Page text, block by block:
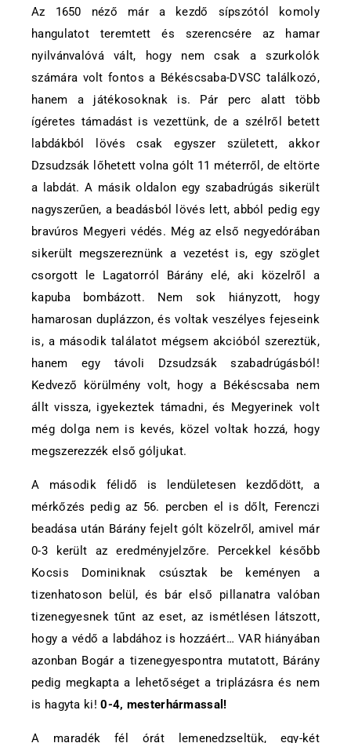
Az 1650 néző már a kezdő sípszótól komoly
hangulatot teremtett és szerencsére az hamar
nyilvánvalóvá vált, hogy nem csak a szurkolók
számára volt fontos a Békéscsaba-DVSC találkozó,
hanem a játékosoknak is. Pár perc alatt több
ígéretes támadást is vezettünk, de a szélről betett
labdákból lövés csak egyszer született, akkor
Dzsudzsák lőhetett volna gólt 11 méterről, de eltörte
a labdát. A másik oldalon egy szabadrúgás sikerült
nagyszerűen, a beadásból lövés lett, abból pedig egy
bravúros Megyeri védés. Még az első negyedórában
sikerült megszereznünk a vezetést is, egy szöglet
csorgott le Lagatorról Bárány elé, aki közelről a
kapuba bombázott. Nem sok hiányzott, hogy
hamarosan duplázzon, és voltak veszélyes fejeseink
is, a második találatot mégsem akcióból szereztük,
hanem egy távoli Dzsudzsák szabadrúgásból!
Kedvező körülmény volt, hogy a Békéscsaba nem
állt vissza, igyekeztek támadni, és Megyerinek volt
még dolga nem is kevés, közel voltak hozzá, hogy
megszerezzék első góljukat.
A második félidő is lendületesen kezdődött, a
mérkőzés pedig az 56. percben el is dőlt, Ferenczi
beadása után Bárány fejelt gólt közelről, amivel már
0-3 került az eredményjelzőre. Percekkel később
Kocsis Dominiknak csúsztak be keményen a
tizenhatoson belül, és bár első pillanatra valóban
tizenegyesnek tűnt az eset, az ismétlésen látszott,
hogy a védő a labdához is hozzáért… VAR hiányában
azonban Bogár a tizenegyespontra mutatott, Bárány
pedig megkapta a lehetőséget a triplázásra és nem
is hagyta ki!0-4, mesterhármassal!
A maradék fél órát lemenedzseltük, egy-két